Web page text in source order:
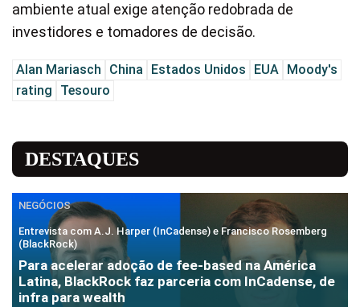
ambiente atual exige atenção redobrada de
investidores e tomadores de decisão.
Alan Mariasch China Estados Unidos EUA
Moody's
rating
Tesouro
DESTAQUES
NEGÓCIOS
Entrevista com A.J. Harper (InCadense) e Francisco Rosemberg
(BlackRock)
Para acelerar adoção de fee-based na América
Latina, BlackRock faz parceria com InCadense, de
infra para wealth